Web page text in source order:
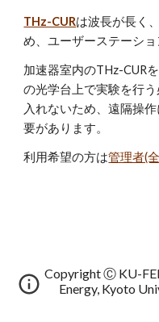
THz-CURは波長が長く
め、ユーザーステーショ
加速器室内のTHz-CUR
の光学台上で実験を行
入れないため、遠隔操
要があります。
利用希望の方は管理者(
Copyright Ⓒ KU-
Energy, Kyoto